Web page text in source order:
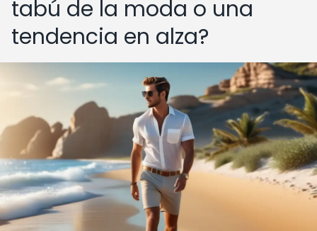
tabú de la moda o una
tendencia en alza?